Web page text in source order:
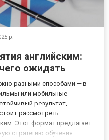
р.
английским:
ожидать
разными способами — в
или мобильные
результат,
рассмотреть
Этот формат предлагает
стратегию обучения.